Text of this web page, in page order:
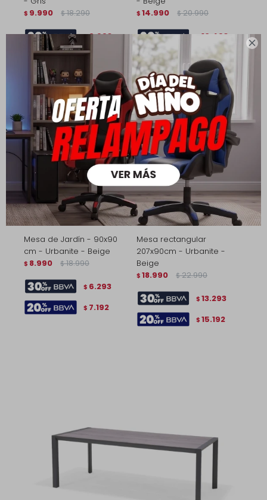

$ 9.990 $ 18.290
$6.993
7.992
Esta oferta se termina
en 9 días 22 horas 4
minutos
$ 14.990 $ 20.990
10.493
$11.992
Mesa de Jardín - 90x90
cm - Urbanite - Beige
$ 8.990 $ 18.990
$ 6.293
$ 7.192
Mesa rectangular
207x90cm - Urbanite -
Beige
$ 18.990 $ 22.990
$ 13.293
$ 15.192